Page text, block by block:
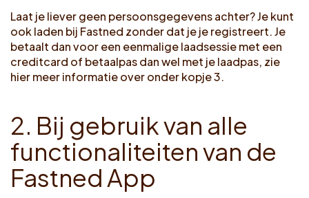
Laat je liever geen persoonsgegevens achter? Je kunt
ook laden bij Fastned zonder dat je je registreert. Je
betaalt dan voor een eenmalige laadsessie met een
creditcard of betaalpas dan wel met je laadpas, zie
hier meer informatie over onder kopje 3.
2. Bij gebruikvan alle
functionaliteitenvan de
Fastned App